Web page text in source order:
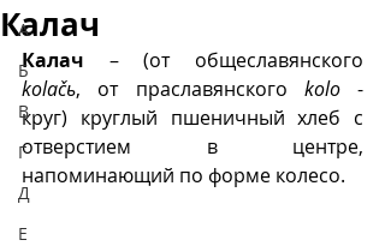
А
Б
В
Г
Д
Е
Калач
Калач
kolačь, от праславянского kolo -
круг) круглый пшеничный хлеб с
отверстием в центре,
напоминающий по форме колесо.